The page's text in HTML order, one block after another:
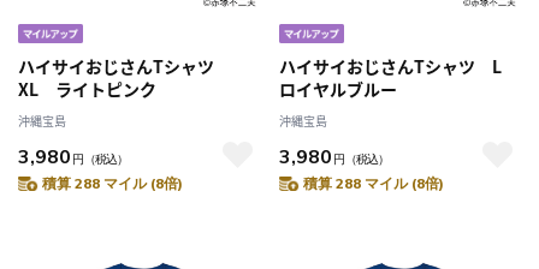
ハイサイおじさんTシャツ
XL ライトピンク
沖縄宝島
3,980 円 （税込）
積算 288 マイル (8倍)
ハイサイおじさんTシャツ L
ロイヤルブルー
沖縄宝島
3,980 円 （税込）
積算 288 マイル (8倍)